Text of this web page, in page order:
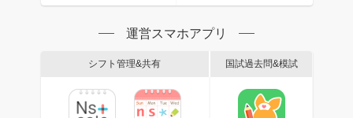
運営スマホアプリ
シフト管理&共有 国試過去問&模試